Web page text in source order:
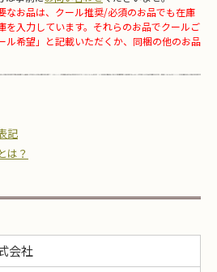
お品は、クール推奨/必須のお品でも在庫
を入力しています。それらのお品でクールご
ル希望」と記載いただくか、同梱の他のお品
記
は？
会社